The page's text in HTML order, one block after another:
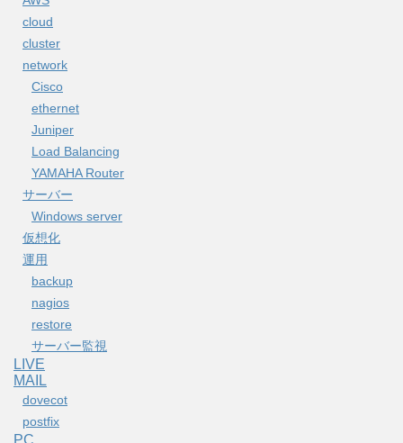
cloud
cluster
network
Cisco
ethernet
Juniper
Load Balancing
YAMAHA Router
サーバー
Windows server
仮想化
運用
backup
nagios
restore
サーバー監視
LIVE
MAIL
dovecot
postfix
PC